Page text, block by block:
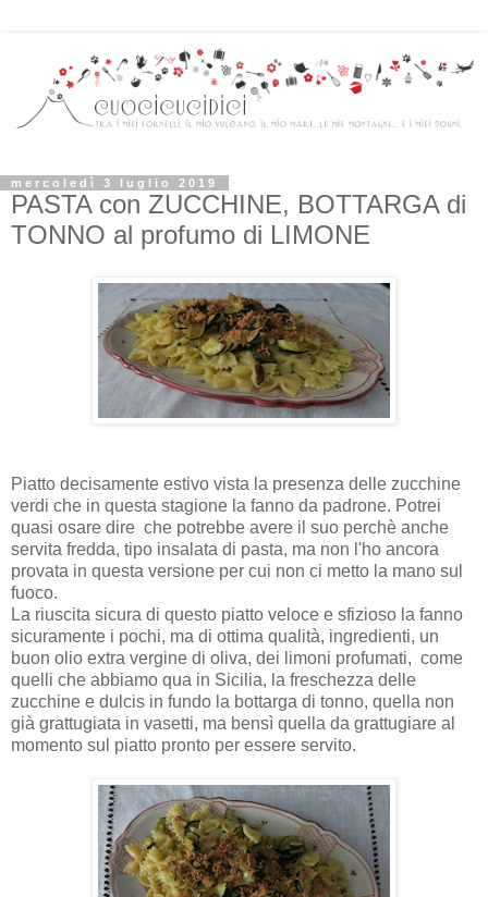
mercoledì 3 luglio 2019
PASTA con ZUCCHINE, BOTTARGA di
TONNO al profumo di LIMONE
Piatto decisamente estivo vista la presenza delle zucchine
verdi che in questa stagione la fanno da padrone. Potrei
quasi osare dire che potrebbe avere il suo perchè anche
servita fredda, tipo insalata di pasta, ma non l'ho ancora
provata in questa versione per cui non ci metto la mano sul
fuoco.
La riuscita sicura di questo piatto veloce e sfizioso la fanno
sicuramente i pochi, ma di ottima qualità, ingredienti, un
buon olio extra vergine di oliva, dei limoni profumati, come
quelli che abbiamo qua in Sicilia, la freschezza delle
zucchine e dulcis in fundo la bottarga di tonno, quella non
già grattugiata in vasetti, ma bensì quella da grattugiare al
momento sul piatto pronto per essere servito.